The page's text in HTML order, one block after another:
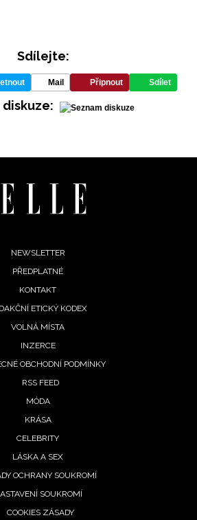
Sdílejte:
Mail Připnout Sdílet
NEWSLETTER
PŘEDPLATNÉ
KONTAKT
ETICKÝ KODEX
VOLNÁ MÍSTA
INZERCE
OBCHODNÍ PODMÍNKY
RSS FEED
MÓDA
KRÁSA
CELEBRITY
LÁSKA A SEX
OCHRANY SOUKROMÍ
SOUKROMÍ
COOKIES ZÁSADY